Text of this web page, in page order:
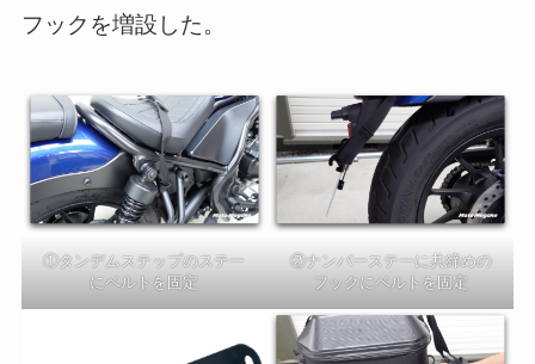
フックを増設した。
①タンデムステップのステー
にベルトを固定
②ナンバーステーに共締めの
フックにベルトを固定